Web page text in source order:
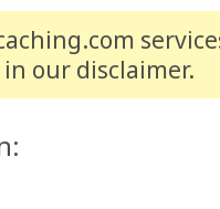
in our disclaimer.